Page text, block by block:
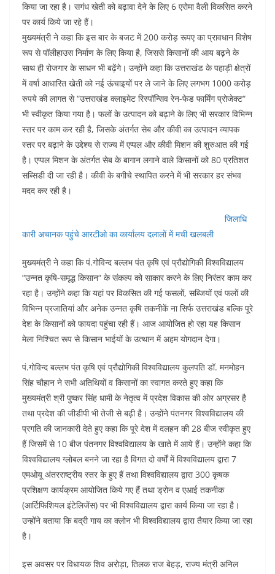
किया जा रहा है। सगंध खेती को बढ़ावा देने के लिए 6 एरोमा वैली विकसित करने
पर कार्य किये जा रहे हैं।
मुख्यमंत्री ने कहा कि इस बार के बजट में 200 करोड़ रूपए का प्रावधान विशेष
रूप से पॉलीहाउस निर्माण के लिए किया है, जिससे किसानों की आय बढ़ने के
साथ ही रोजगार के साधन भी बढ़ेंगे। उन्होंने कहा कि उत्तराखंड के पहाड़ी क्षेत्रों
में वर्षा आधारित खेती को नई ऊंचाइयों पर ले जाने के लिए लगभग 1000 करोड़
रुपये की लागत से “उत्तराखंड क्लाइमेट रिस्पॉन्सिव रेन-फेड फार्मिंग प्रोजेक्ट“
भी स्वीकृत किया गया है। फलों के उत्पादन को बढ़ाने के लिए भी सरकार विभिन्न
स्तर पर काम कर रही है, जिसके अंतर्गत सेब और कीवी का उत्पादन व्यापक
स्तर पर बढ़ाने के उद्देश्य से राज्य में एप्पल और कीवी मिशन की शुरुआत की गई
है। एप्पल मिशन के अंतर्गत सेब के बागान लगाने वाले किसानों को 80 प्रतिशत
सब्सिडी दी जा रही है। कीवी के बगीचे स्थापित करने में भी सरकार हर संभव
मदद कर रही है।
जिलाधि
कारी अचानक पहुंचे आरटीओ का कार्यालय दलालों में मची खलबली
मुख्यमंत्री ने कहा कि पं.गोविन्द बल्लभ पंत कृषि एवं प्रौद्योगिकी विश्वविद्यालय
“उन्नत कृषि-समृद्ध किसान“ के संकल्प को साकार करने के लिए निरंतर काम कर
रहा है। उन्होंने कहा कि यहां पर विकसित की गई फसलों, सब्जियों एवं फलों की
विभिन्न प्रजातियां और अनेक उन्नत कृषि तकनीकें ना सिर्फ उत्तराखंड बल्कि पूरे
देश के किसानों को फायदा पहुंचा रही हैं। आज आयोजित हो रहा यह किसान
मेला निश्चित रूप से किसान भाईयों के उत्थान में अहम योगदान देगा।
पं.गोविन्द बल्लभ पंत कृषि एवं प्रौद्योगिकी विश्वविद्यालय कुलपति डॉ. मनमोहन
सिंह चौहान ने सभी अतिथियों व किसानों का स्वागत करते हुए कहा कि
मुख्यमंत्री श्री पुष्कर सिंह धामी के नेतृत्व में प्रदेश विकास की ओर अग्रसर है
तथा प्रदेश की जीडीपी भी तेजी से बढ़ी है। उन्होंने पंतनगर विश्वविद्यालय की
प्रगति की जानकारी देते हुए कहा कि पूरे देश में दलहन की 28 बीज स्वीकृत हुए
हैं जिसमें से 10 बीज पंतनगर विश्वविद्यालय के खाते में आये हैं। उन्होंने कहा कि
विश्वविद्यालय ग्लोबल बनने जा रहा है विगत दो वर्षों में विश्वविद्यालय द्वारा 7
एमओयू अंतरराष्ट्रीय स्तर के हुए हैं तथा विश्वविद्यालय द्वारा 300 कृषक
प्रशिक्षण कार्यक्रम आयोजित किये गए हैं तथा ड्रोन व एआई तकनीक
(आर्टिफिशियल इंटेलिजेंस) पर भी विश्वविद्यालय द्वारा कार्य किया जा रहा है।
उन्होंने बताया कि बद्री गाय का क्लोन भी विश्वविद्यालय द्वारा तैयार किया जा रहा
है।
इस अवसर पर विधायक शिव अरोड़ा, तिलक राज बेहड़, राज्य मंत्री अनिल